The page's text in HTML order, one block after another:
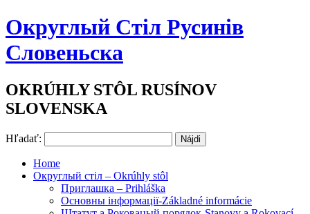
Округлый Стіл Русинів
Словеньска
OKRÚHLY STÔL RUSÍNOV
SLOVENSKA
Hľadať:
Home
Округлый стіл – Okrúhly stôl
Приглашка – Prihláška
Основны інформації-Základné informácie